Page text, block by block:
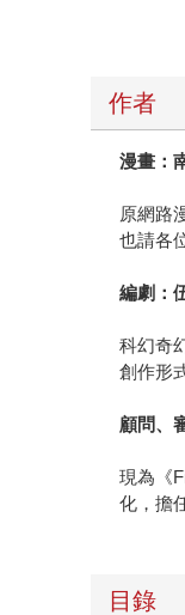
作者
漫畫：
原網路
也請各
編劇：
科幻奇
創作形
顧問、
現為《
化，擔
目錄